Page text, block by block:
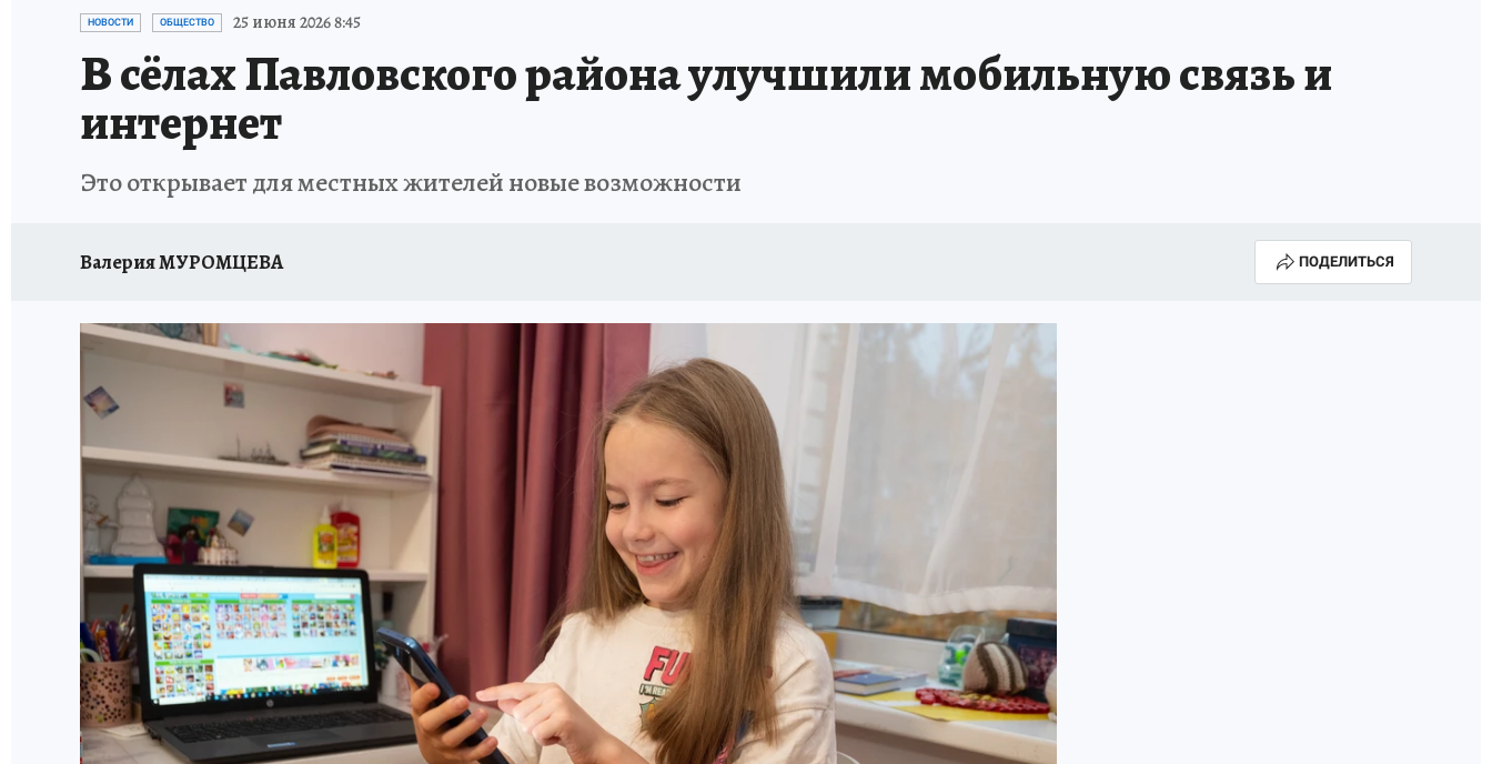
ИСПЫТАНО НА СЕБЕ
НОВОСТИ ОБЩЕСТВО 25 июня 2026 8:45
В сёлах Павловского района улучшили мобильную связь и
интернет
Это открывает для местных жителей новые возможности
Валерия МУРОМЦЕВА ПОДЕЛИТЬСЯ